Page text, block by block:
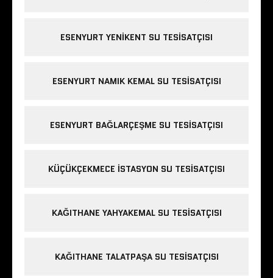
ESENYURT YENIKENT SU TESISATÇISI
ESENYURT NAMIK KEMAL SU TESISATÇISI
ESENYURT BAĞLARÇEŞME SU TESISATÇISI
KÜÇÜKÇEKMECE ISTASYON SU TESISATÇISI
KAĞITHANE YAHYAKEMAL SU TESISATÇISI
KAĞITHANE TALATPAŞA SU TESISATÇISI